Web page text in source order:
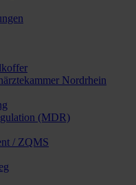
Nordrhein
(MDR)
/ ZQMS